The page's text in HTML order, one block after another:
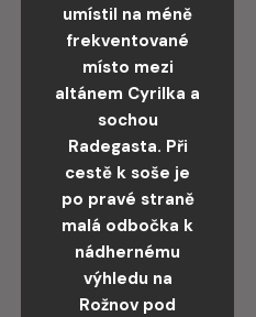
umístil na méně
frekventované
místo mezi
altánem Cyrilka a
sochou
Radegasta. Při
cestě k soše je
po pravé straně
malá odbočka k
nádhernému
výhledu na
Rožnov pod